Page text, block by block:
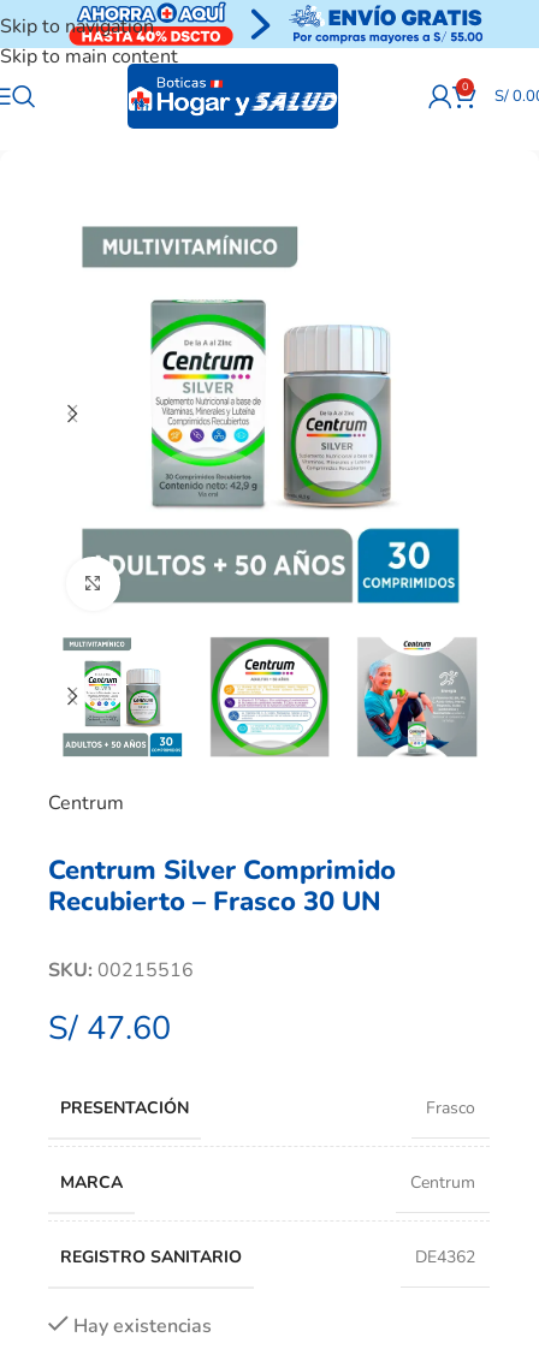
Skip to navigation
Skip to main content
0 S/
Clic para ampliar
Centrum
Centrum Silver Comprimido
Recubierto – Frasco 30 UN
SKU: 00215516
S/ 47.60
PRESENTACIÓN Frasco
MARCA Centrum
REGISTRO SANITARIO DE4362
Hay existencias